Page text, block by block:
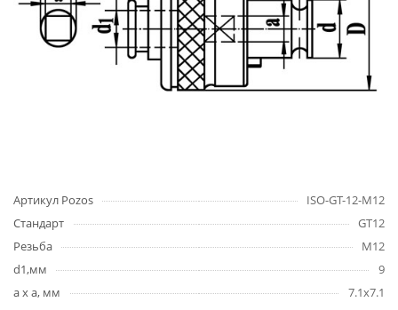
Артикул Pozos
ISO-GT-12-M12
Стандарт
GT12
Резьба
M12
d1,мм
9
a x a, мм
7.1x7.1